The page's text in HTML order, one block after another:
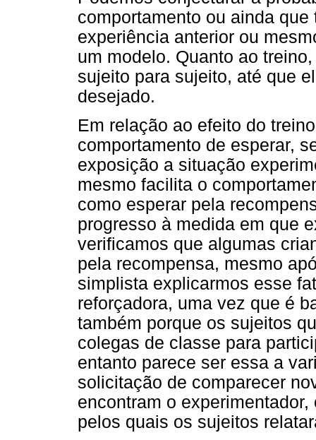
comportamento ou ainda
experiência anterior ou
um modelo. Quanto ao
sujeito para sujeito, até que
desejado.
Em relação ao efeito do
comportamento de esperar,
exposição a situação
mesmo facilita o
como esperar pela
progresso à medida em que
verificamos que algumas
pela recompensa, mesmo
simplista explicarmos esse
reforçadora, uma vez que é
também porque os sujeitos
colegas de classe para
entanto parece ser essa a
solicitação de comparecer
encontram o
pelos quais os sujeitos